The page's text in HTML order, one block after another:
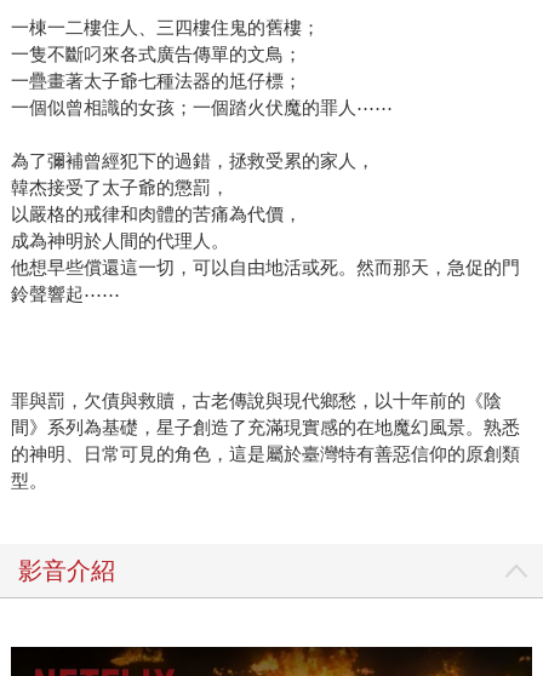
一棟一二樓住人、三四樓住鬼的舊樓；
一隻不斷叼來各式廣告傳單的文鳥；
一疊畫著太子爺七種法器的尪仔標；
一個似曾相識的女孩；一個踏火伏魔的罪人⋯⋯
為了彌補曾經犯下的過錯，拯救受累的家人，
韓杰接受了太子爺的懲罰，
以嚴格的戒律和肉體的苦痛為代價，
成為神明於人間的代理人。
他想早些償還這一切，可以自由地活或死。然而那天，急促的門
鈴聲響起⋯⋯
罪與罰，欠債與救贖，古老傳說與現代鄉愁，以十年前的《陰
間》系列為基礎，星子創造了充滿現實感的在地魔幻風景。熟悉
的神明、日常可見的角色，這是屬於臺灣特有善惡信仰的原創類
型。
影音介紹